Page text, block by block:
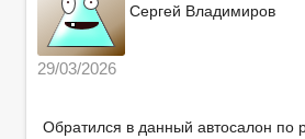
Сергей Владимиров
29/03/2026
Обратился в данный автосалон по